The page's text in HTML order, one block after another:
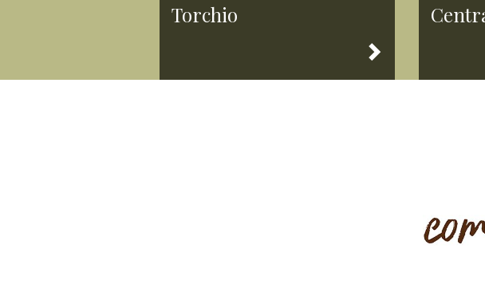
Torchio